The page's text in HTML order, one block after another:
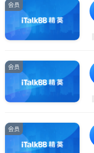
会员
会员
会员